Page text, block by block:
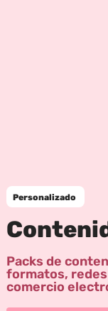
Personalizado
Packs de
formatos,
comercio